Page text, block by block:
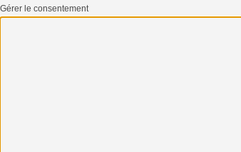
Gérer le consentement